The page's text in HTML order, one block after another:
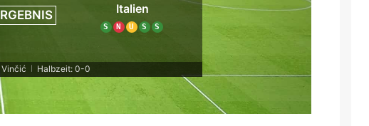
Italien
S N U S S
Halbzeit: 0-0